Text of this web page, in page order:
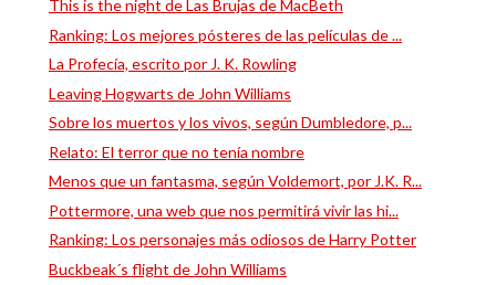
This is the night de Las Brujas de MacBeth
Ranking: Los mejores pósteres de las películas de ...
La Profecía, escrito por J. K. Rowling
Leaving Hogwarts de John Williams
Sobre los muertos y los vivos, según Dumbledore, p...
Relato: El terror que no tenía nombre
Menos que un fantasma, según Voldemort, por J.K. R...
Pottermore, una web que nos permitirá vivir las hi...
Ranking: Los personajes más odiosos de Harry Potter
Buckbeak´s flight de John Williams